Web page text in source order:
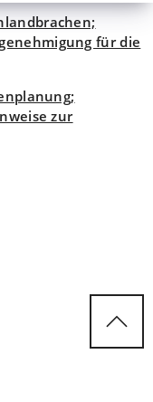
für die
zur